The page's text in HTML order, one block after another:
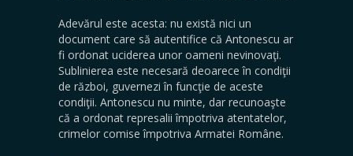
Adevărul este acesta: nu există nici un
document care să autentifice că Antonescu ar
fi ordonat uciderea unor oameni nevi­novaţi.
Sublinierea este necesară deoarece în condiţii
de război, guvernezi în funcţie de aceste
condiţii. Antonescu nu minte, dar recunoaşte
că a ordonat represalii împotriva atentatelor,
crimelor comise împotriva Armatei Române.